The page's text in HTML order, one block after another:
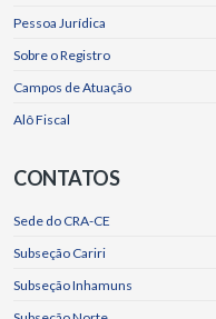
Pessoa Jurídica
Sobre o Registro
Campos de Atuação
Alô Fiscal
CONTATOS
Sede do CRA-CE
Subseção Cariri
Subseção Inhamuns